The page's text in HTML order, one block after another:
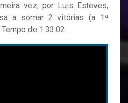
vez, por Luis Esteves,
a somar 2 vitórias (a 1ª
de 1:33.02.